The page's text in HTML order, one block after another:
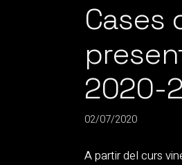
Cases
2020-
02/07/2020
A partir del curs